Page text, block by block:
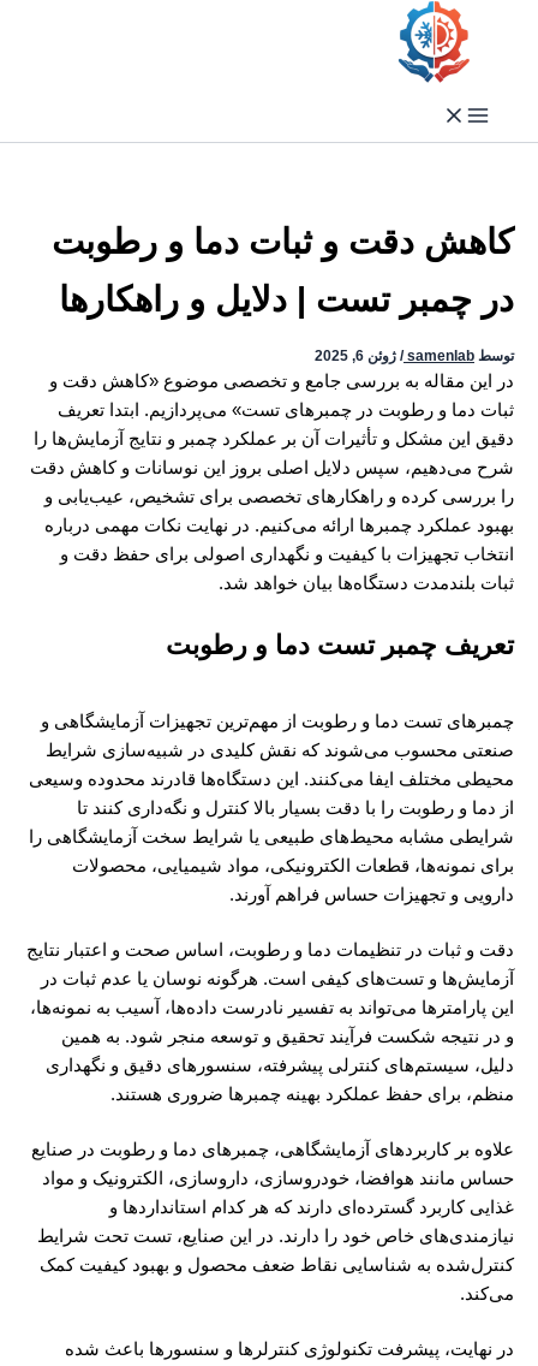
کاهش دقت و ثبات دما و رطوبت
در چمبر تست | دلایل و راهکارها
توسط samenlab
/ ژوئن 6, 2025
در این مقاله به بررسی جامع و تخصصی موضوع «کاهش دقت و
ثبات دما و رطوبت در چمبرهای تست» می‌پردازیم. ابتدا تعریف
دقیق این مشکل و تأثیرات آن بر عملکرد چمبر و نتایج آزمایش‌ها را
شرح می‌دهیم، سپس دلایل اصلی بروز این نوسانات و کاهش دقت
را بررسی کرده و راهکارهای تخصصی برای تشخیص، عیب‌یابی و
بهبود عملکرد چمبرها ارائه می‌کنیم. در نهایت نکات مهمی درباره
انتخاب تجهیزات با کیفیت و نگهداری اصولی برای حفظ دقت و
ثبات بلندمدت دستگاه‌ها بیان خواهد شد.
تعریف چمبر تست دما و رطوبت
چمبرهای تست دما و رطوبت از مهم‌ترین تجهیزات آزمایشگاهی و
صنعتی محسوب می‌شوند که نقش کلیدی در شبیه‌سازی شرایط
محیطی مختلف ایفا می‌کنند. این دستگاه‌ها قادرند محدوده وسیعی
از دما و رطوبت را با دقت بسیار بالا کنترل و نگه‌داری کنند تا
شرایطی مشابه محیط‌های طبیعی یا شرایط سخت آزمایشگاهی را
برای نمونه‌ها، قطعات الکترونیکی، مواد شیمیایی، محصولات
دارویی و تجهیزات حساس فراهم آورند.
دقت و ثبات در تنظیمات دما و رطوبت، اساس صحت و اعتبار نتایج
آزمایش‌ها و تست‌های کیفی است. هرگونه نوسان یا عدم ثبات در
این پارامترها می‌تواند به تفسیر نادرست داده‌ها، آسیب به نمونه‌ها،
و در نتیجه شکست فرآیند تحقیق و توسعه منجر شود. به همین
دلیل، سیستم‌های کنترلی پیشرفته، سنسورهای دقیق و نگهداری
منظم، برای حفظ عملکرد بهینه چمبرها ضروری هستند.
علاوه بر کاربردهای آزمایشگاهی، چمبرهای دما و رطوبت در صنایع
حساس مانند هوافضا، خودروسازی، داروسازی، الکترونیک و مواد
غذایی کاربرد گسترده‌ای دارند که هر کدام استانداردها و
نیازمندی‌های خاص خود را دارند. در این صنایع، تست تحت شرایط
کنترل‌شده به شناسایی نقاط ضعف محصول و بهبود کیفیت کمک
می‌کند.
در نهایت، پیشرفت تکنولوژی کنترلرها و سنسورها باعث شده